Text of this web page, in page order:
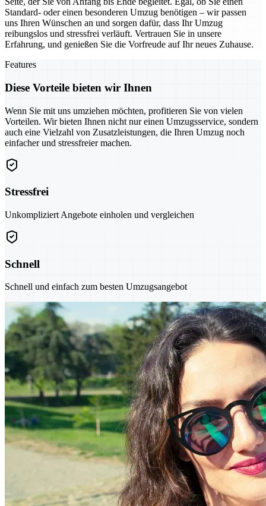
Standard- oder einen besonderen Umzug benötigen – wir passen
uns Ihren Wünschen an und sorgen dafür, dass Ihr Umzug
reibungslos und stressfrei verläuft. Vertrauen Sie in unsere
Erfahrung, und genießen Sie die Vorfreude auf Ihr neues Zuhause.
Features
Diese Vorteile bieten wir Ihnen
Wenn Sie mit uns umziehen möchten, profitieren Sie von vielen
Vorteilen. Wir bieten Ihnen nicht nur einen Umzugsservice, sondern
auch eine Vielzahl von Zusatzleistungen, die Ihren Umzug noch
einfacher und stressfreier machen.
Stressfrei
Unkompliziert Angebote einholen und vergleichen
Schnell
Schnell und einfach zum besten Umzugsangebot